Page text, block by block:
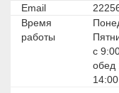
Email
Время
работы
с
обед
14:00